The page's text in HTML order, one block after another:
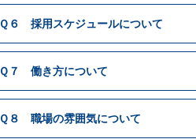
Ｑ６ 採用スケジュールについて
Ｑ７ 働き方について
Ｑ８ 職場の雰囲気について